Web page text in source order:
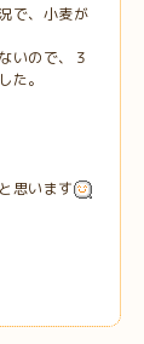
で、小麦が
いので、３
た。
思います